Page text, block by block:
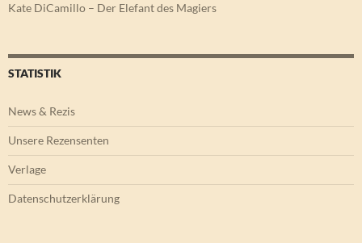
Kate DiCamillo – Der Elefant des Magiers
STATISTIK
News & Rezis
Unsere Rezensenten
Verlage
Datenschutzerklärung